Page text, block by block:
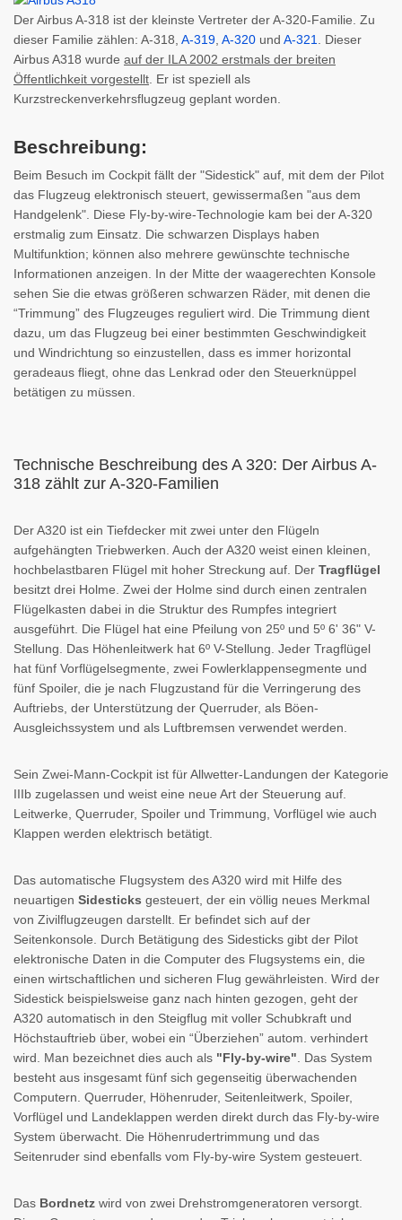
Der Airbus A-318 ist der kleinste Vertreter der A-320-Familie. Zu
dieser Familie zählen: A-318, A-319, A-320 und A-321. Dieser
Airbus A318 wurde auf der ILA 2002 erstmals der breiten
Öffentlichkeit vorgestellt. Er ist speziell als
Kurzstreckenverkehrsflugzeug geplant worden.
Beschreibung:
Beim Besuch im Cockpit fällt der "Sidestick" auf, mit dem der Pilot
das Flugzeug elektronisch steuert, gewissermaßen "aus dem
Handgelenk". Diese Fly-by-wire-Technologie kam bei der A-320
erstmalig zum Einsatz. Die schwarzen Displays haben
Multifunktion; können also mehrere gewünschte technische
Informationen anzeigen. In der Mitte der waagerechten Konsole
sehen Sie die etwas größeren schwarzen Räder, mit denen die
“Trimmung” des Flugzeuges reguliert wird. Die Trimmung dient
dazu, um das Flugzeug bei einer bestimmten Geschwindigkeit
und Windrichtung so einzustellen, dass es immer horizontal
geradeaus fliegt, ohne das Lenkrad oder den Steuerknüppel
betätigen zu müssen.
Technische Beschreibung des A 320: Der Airbus A-
318 zählt zur A-320-Familien
Der A320 ist ein Tiefdecker mit zwei unter den Flügeln
aufgehängten Triebwerken. Auch der A320 weist einen kleinen,
hochbelastbaren Flügel mit hoher Streckung auf. Der Tragflügel
besitzt drei Holme. Zwei der Holme sind durch einen zentralen
Flügelkasten dabei in die Struktur des Rumpfes integriert
ausgeführt. Die Flügel hat eine Pfeilung von 25º und 5º 6' 36" V-
Stellung. Das Höhenleitwerk hat 6º V-Stellung. Jeder Tragflügel
hat fünf Vorflügelsegmente, zwei Fowlerklappensegmente und
fünf Spoiler, die je nach Flugzustand für die Verringerung des
Auftriebs, der Unterstützung der Querruder, als Böen-
Ausgleichssystem und als Luftbremsen verwendet werden.
Sein Zwei-Mann-Cockpit ist für Allwetter-Landungen der Kategorie
IIIb zugelassen und weist eine neue Art der Steuerung auf.
Leitwerke, Querruder, Spoiler und Trimmung, Vorflügel wie auch
Klappen werden elektrisch betätigt.
Das automatische Flugsystem des A320 wird mit Hilfe des
neuartigen Sidesticks gesteuert, der ein völlig neues Merkmal
von Zivilflugzeugen darstellt. Er befindet sich auf der
Seitenkonsole. Durch Betätigung des Sidesticks gibt der Pilot
elektronische Daten in die Computer des Flugsystems ein, die
einen wirtschaftlichen und sicheren Flug gewährleisten. Wird der
Sidestick beispielsweise ganz nach hinten gezogen, geht der
A320 automatisch in den Steigflug mit voller Schubkraft und
Höchstauftrieb über, wobei ein “Überziehen” autom. verhindert
wird. Man bezeichnet dies auch als "Fly-by-wire". Das System
besteht aus insgesamt fünf sich gegenseitig überwachenden
Computern. Querruder, Höhenruder, Seitenleitwerk, Spoiler,
Vorflügel und Landeklappen werden direkt durch das Fly-by-wire
System überwacht. Die Höhenrudertrimmung und das
Seitenruder sind ebenfalls vom Fly-by-wire System gesteuert.
Das Bordnetz wird von zwei Drehstromgeneratoren versorgt.